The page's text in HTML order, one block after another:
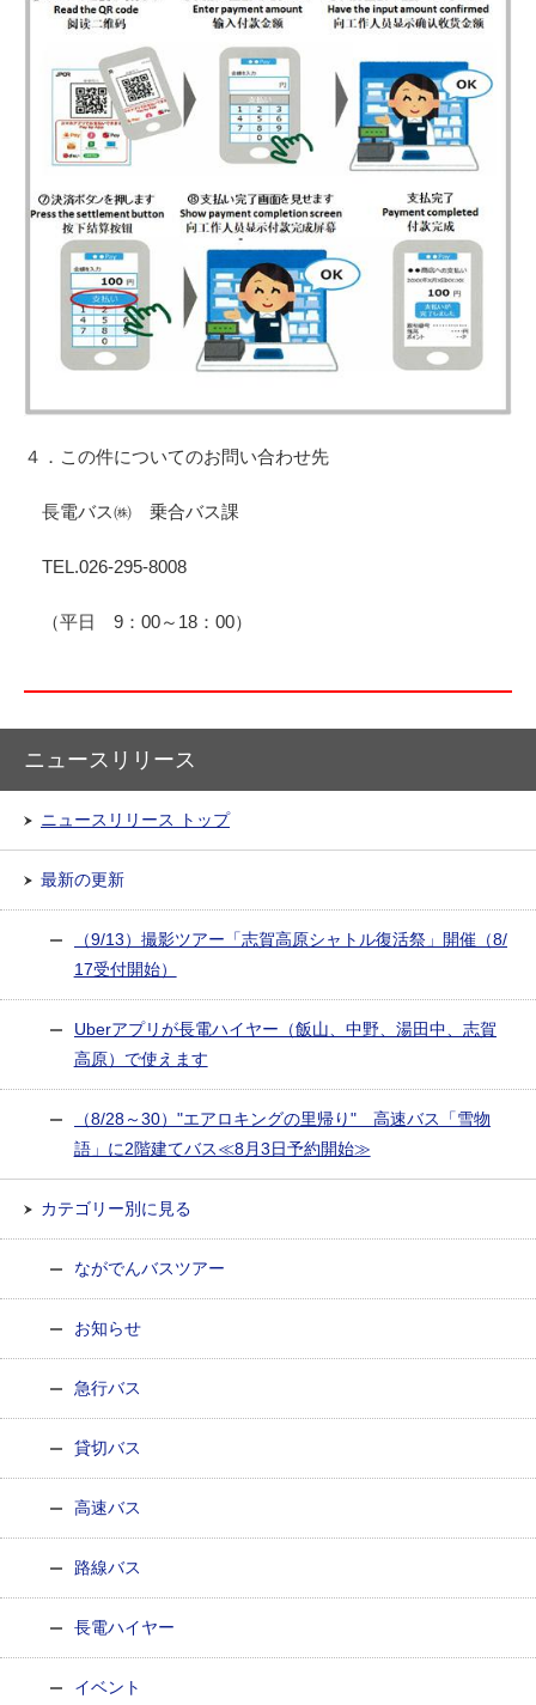
４．この件についてのお問い合わせ先
長電バス㈱ 乗合バス課
TEL.026-295-8008
（平日 9：00～18：00）
ニュースリリース
ニュースリリース トップ
最新の更新
（9/13）撮影ツアー「志賀高原シャトル復活祭」開催（8/
17受付開始）
Uberアプリが長電ハイヤー（飯山、中野、湯田中、志賀
高原）で使えます
（8/28～30）"エアロキングの里帰り" 高速バス「雪物
語」に2階建てバス≪8月3日予約開始≫
カテゴリー別に見る
ながでんバスツアー
お知らせ
急行バス
貸切バス
高速バス
路線バス
長電ハイヤー
イベント